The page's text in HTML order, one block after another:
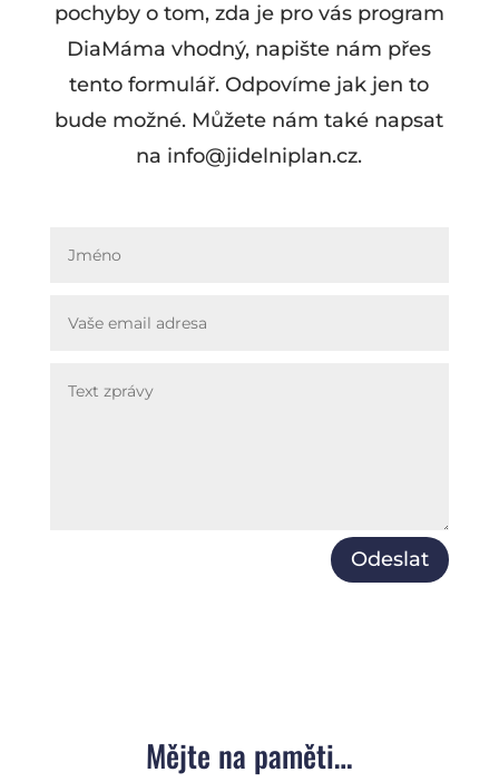
pochyby o tom, zda je pro vás program
DiaMáma vhodný, napište nám přes
tento formulář. Odpovíme jak jen to
bude možné. Můžete nám také napsat
na info@jidelniplan.cz.
Odeslat
Mějte na paměti…